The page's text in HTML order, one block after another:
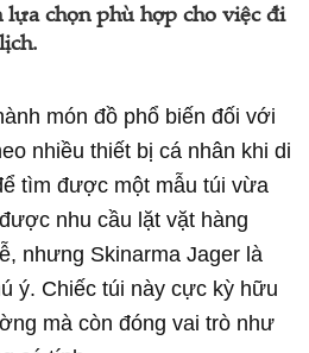
chọn phù hợp cho việc đi
món đồ phổ biến đối với
nhiều thiết bị cá nhân khi di
tìm được một mẫu túi vừa
nhu cầu lặt vặt hàng
nhưng Skinarma Jager là
ý. Chiếc túi này cực kỳ hữu
mà còn đóng vai trò như